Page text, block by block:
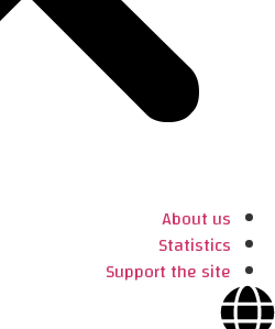
About us
Statistics
Support the site